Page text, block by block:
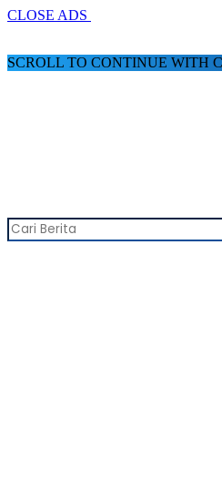
CLOSE ADS
SCROLL TO CONTINUE WITH